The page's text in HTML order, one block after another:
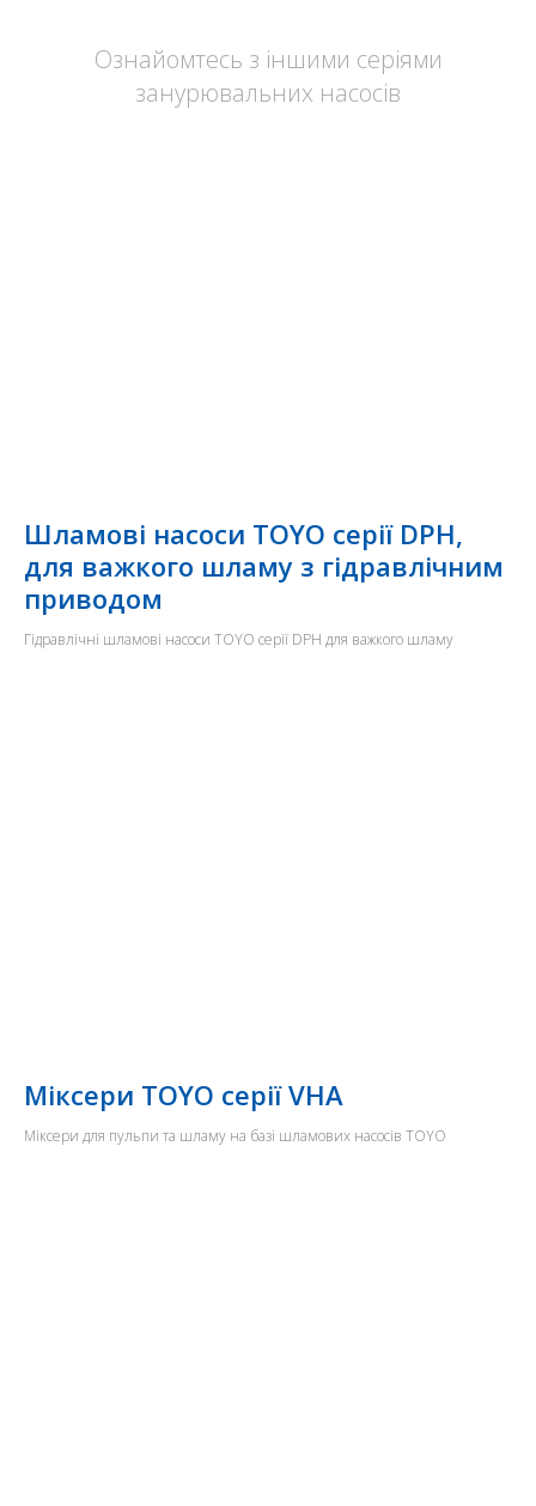
Ознайомтесь з іншими серіями
занурювальних насосів
Шламові насоси TOYO серії DPH,
для важкого шламу з гідравлічним
приводом
Гідравлічні шламові насоси TOYO серії DPH для важкого шламу
Міксери TOYO серії VHA
Міксери для пульпи та шламу на базі шламових насосів TOYO